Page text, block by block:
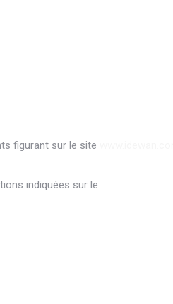
figurant sur le site
indiquées sur le